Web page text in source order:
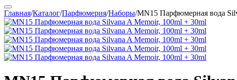
Главная/Каталог/Парфюмерия/Наборы/MN15 Парфюмерная вода